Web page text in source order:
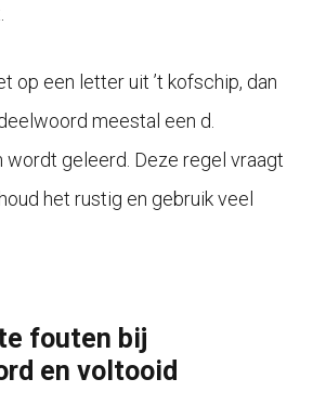
op een letter uit ’t kofschip, dan
meestal een d.
wordt geleerd. Deze regel vraagt
het rustig en gebruik veel
fouten bij
en voltooid